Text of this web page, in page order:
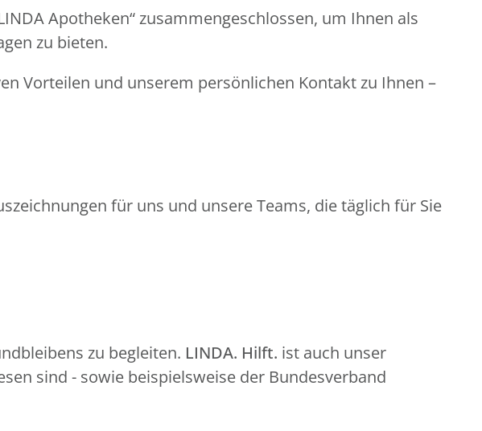
Apotheken“ zusammengeschlossen, um Ihnen als
zu bieten.
Vorteilen und unserem persönlichen Kontakt zu Ihnen –
für uns und unsere Teams, die täglich für Sie
zu begleiten. LINDA. Hilft. ist auch unser
sind - sowie beispielsweise der Bundesverband